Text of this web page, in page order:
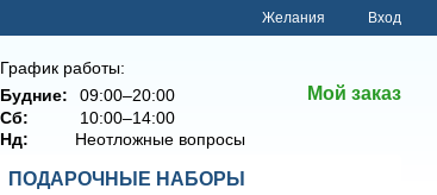
Желания Вход
График работы:
Будние:
09:00–20:00
Сб:
10:00–14:00
Нд:
Неотложные вопросы
Мой заказ
ПОДАРОЧНЫЕ НАБОРЫ